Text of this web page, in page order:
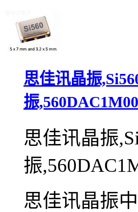
思佳讯晶振
振
思佳讯晶振
振
思佳讯晶振